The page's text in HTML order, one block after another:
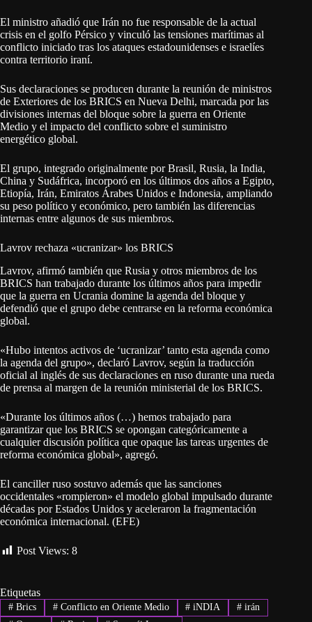
El ministro añadió que Irán no fue responsable de la actual
crisis en el golfo Pérsico y vinculó las tensiones marítimas al
conflicto iniciado tras los ataques estadounidenses e israelíes
contra territorio iraní.
Sus declaraciones se producen durante la reunión de ministros
de Exteriores de los BRICS en Nueva Delhi, marcada por las
divisiones internas del bloque sobre la guerra en Oriente
Medio y el impacto del conflicto sobre el suministro
energético global.
El grupo, integrado originalmente por Brasil, Rusia, la India,
China y Sudáfrica, incorporó en los últimos dos años a Egipto,
Etiopía, Irán, Emiratos Árabes Unidos e Indonesia, ampliando
su peso político y económico, pero también las diferencias
internas entre algunos de sus miembros.
Lavrov rechaza «ucranizar» los BRICS
Lavrov, afirmó también que Rusia y otros miembros de los
BRICS han trabajado durante los últimos años para impedir
que la guerra en Ucrania domine la agenda del bloque y
defendió que el grupo debe centrarse en la reforma económica
global.
«Hubo intentos activos de ‘ucranizar’ tanto esta agenda como
la agenda del grupo», declaró Lavrov, según la traducción
oficial al inglés de sus declaraciones en ruso durante una rueda
de prensa al margen de la reunión ministerial de los BRICS.
«Durante los últimos años (…) hemos trabajado para
garantizar que los BRICS se opongan categóricamente a
cualquier discusión política que opaque las tareas urgentes de
reforma económica global», agregó.
El canciller ruso sostuvo además que las sanciones
occidentales «rompieron» el modelo global impulsado durante
décadas por Estados Unidos y aceleraron la fragmentación
económica internacional. (EFE)
Post Views: 8
Etiquetas
#Brics #Conflicto en Oriente Medio # iNDIA # irán